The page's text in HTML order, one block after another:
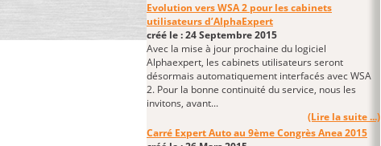
Evolution vers WSA 2 pour les cabinets
utilisateurs d’AlphaExpert
créé le : 24 Septembre 2015
Avec la mise à jour prochaine du logiciel
Alphaexpert, les cabinets utilisateurs seront
désormais automatiquement interfacés avec WSA
2. Pour la bonne continuité du service, nous les
invitons, avant...
(Lire la suite ...)
Carré Expert Auto au 9ème Congrès Anea 2015